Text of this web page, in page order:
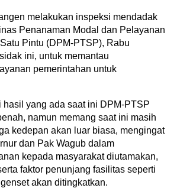
melakukan inspeksi mendadak
Penanaman Modal dan Pelayanan
Pintu (DPM-PTSP), Rabu
ini, untuk memantau
pemerintahan untuk
hasil yang ada saat ini DPM-PTSP
namun memang saat ini masih
kedepan akan luar biasa, mengingat
dan Pak Wagub dalam
kepada masyarakat diutamakan,
faktor penunjang fasilitas seperti
akan ditingkatkan.